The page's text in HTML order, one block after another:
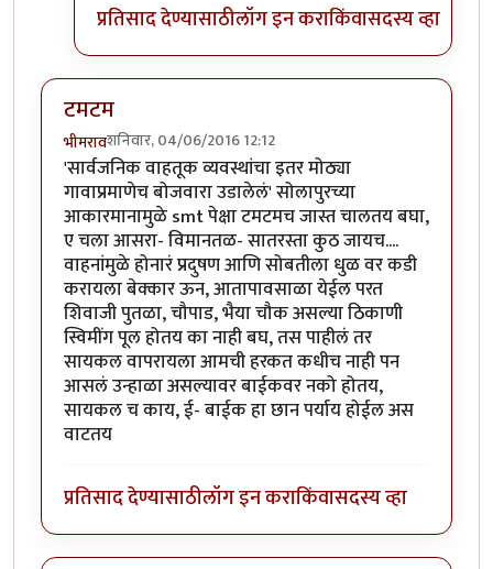
प्रतिसाद देण्यासाठीलॉग इन कराकिंवासदस्य व्हा
टमटम
भीमरावशनिवार, 04/06/2016 12:12
'सार्वजनिक वाहतूक व्यवस्थांचा इतर मोठ्या
गावाप्रमाणेच बोजवारा उडालेलं' सोलापुरच्या
आकारमानामुळे smt पेक्षा टमटमच जास्त चालतय बघा,
ए चला आसरा- विमानतळ- सातरस्ता कुठ जायच....
वाहनांमुळे होनारं प्रदुषण आणि सोबतीला धुळ वर कडी
करायला बेक्कार ऊन, आतापावसाळा येईल परत
शिवाजी पुतळा, चौपाड, भैया चौक असल्या ठिकाणी
स्विमींग पूल होतय का नाही बघ, तस पाहीलं तर
सायकल वापरायला आमची हरकत कधीच नाही पन
आसलं उन्हाळा असल्यावर बाईकवर नको होतय,
सायकल च काय, ई- बाईक हा छान पर्याय होईल अस
वाटतय
प्रतिसाद देण्यासाठीलॉग इन कराकिंवासदस्य व्हा